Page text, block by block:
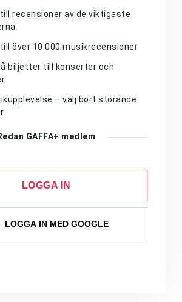
recensioner av de viktigaste
över 10 000 musikrecensioner
biljetter till konserter och
– välj bort störande
GAFFA+ medlem
LOGGA IN
LOGGA IN MED GOOGLE